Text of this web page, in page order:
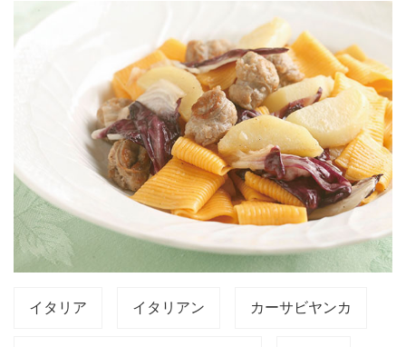
イタリア イタリアン カーサビヤンカ